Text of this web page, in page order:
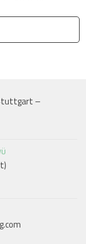
GeocachingHQ in
–